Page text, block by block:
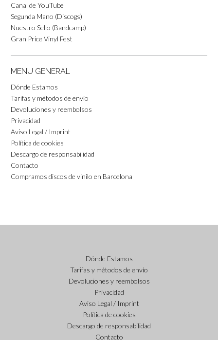
Canal de YouTube
Segunda Mano (Discogs)
Nuestro Sello (Bandcamp)
Gran Price Vinyl Fest
MENU GENERAL
Dónde Estamos
Tarifas y métodos de envío
Devoluciones y reembolsos
Privacidad
Aviso Legal / Imprint
Política de cookies
Descargo de responsabilidad
Contacto
Compramos discos de vinilo en Barcelona
Dónde Estamos
Tarifas y métodos de envío
Devoluciones y reembolsos
Privacidad
Aviso Legal / Imprint
Política de cookies
Descargo de responsabilidad
Contacto